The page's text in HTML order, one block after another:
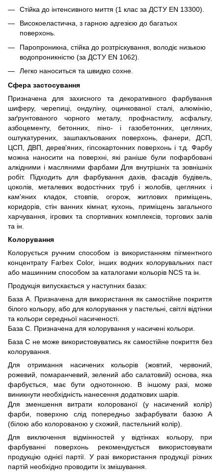
Стійка до інтенсивного миття (1 клас за ДСТУ EN 13300).
Високоеластична, з гарною адгезією до багатьох
поверхонь.
Паропроникна, стійка до розтріскування, володіє низькою
водопроникністю (за ДСТУ EN 1062).
Легко наноситься та швидко сохне.
Сфера застосування
Призначена для захисного та декоративного фарбування
шиферу, черепиці, ондуліну, оцинкованої сталі, алюмінію,
заґрунтованого чорного металу, профнастилу, асфальту,
азбоцементу, бетонних, піно- і газобетонних, цегляних,
оштукатурених, зашпакльованих поверхонь, фанери, ДСП,
ЦСП, ДВП, дерев'яних, гіпсокартонних поверхонь і т.д. Фарбу
можна наносити на поверхні, які раніше були пофарбовані
алкідними і масляними фарбами Для внутрішніх та зовнішніх
робіт. Підходить для фарбування дахів, фасадів будівель,
цоколів, металевих водостічних труб і жолобів, цегляних і
кам'яних кладок, стовпів, огорож, житлових приміщень,
коридорів, стін ванних кімнат, кухонь, приміщень загального
харчування, ігрових та спортивних комплексів, торгових залів
та ін.
Колорування
Колорується ручним способом із використанням пігментного
концентрату Farbex Color, інших водних колорувальних паст
або машинним способом за каталогами кольорів NCS та ін.
Продукція випускається у наступних базах:
База А. Призначена для використання як самостійне покриття
білого кольору, або для колорування у пастельні, світлі відтінки
та кольори середньої насиченості.
База С. Призначена для колорування у насичені кольори.
База С не може використовуватись як самостійне покриття без
колорування.
Для отримання насичених кольорів (жовтий, червоний,
рожевий, помаранчевий, зелений або салатовий) основа, яка
фарбується, має бути однотонною. В іншому разі, може
виникнути необхідність нанесення додаткових шарів.
Для зменшення витрати колорованої (у насичений колір)
фарби, поверхню слід попередньо зафарбувати базою А
(білою або колорованою у схожий, пастельний колір).
Для виключення відмінностей у відтінках кольору, при
фарбуванні поверхонь рекомендується використовувати
продукцію однієї партії. У разі використання продукції різних
партій необхідно проводити їх змішування.